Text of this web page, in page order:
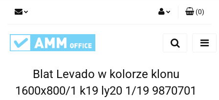
(0)
Blat Levado w kolorze klonu
1600x800/1 k19 ly20 1/19 9870701